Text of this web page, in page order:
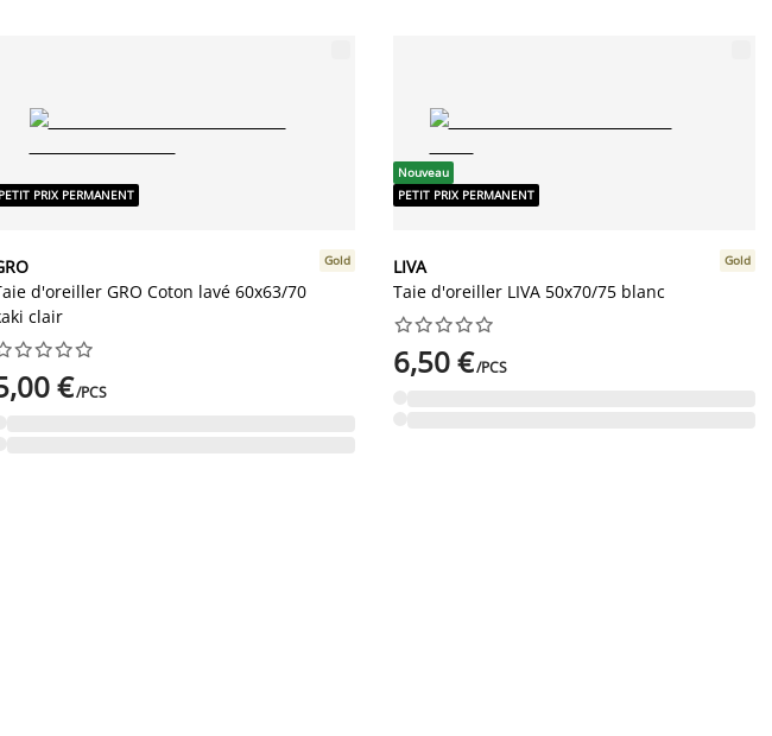
PETIT PRIX PERMANENT
d'oreiller GRO Coton lavé 60x63/70
clair
Gold





€/PCS
Nouveau
PETIT PRIX PERMANENT
LIVA
Taie d'oreiller LIVA 50x70/75 blanc
Gold






6,50 €/PCS